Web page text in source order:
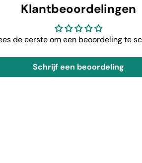
Klantbeoordelingen
de eerste om een beoordeling te
Schrijf een beoordeling